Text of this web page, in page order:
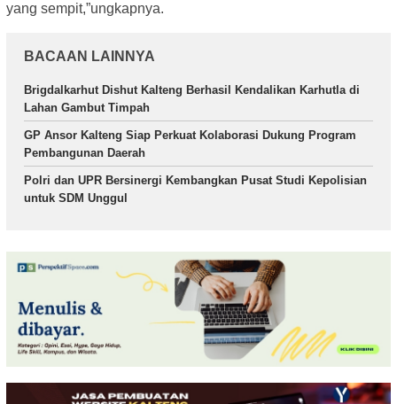
yang sempit,”ungkapnya.
BACAAN LAINNYA
Brigdalkarhut Dishut Kalteng Berhasil Kendalikan Karhutla di
Lahan Gambut Timpah
GP Ansor Kalteng Siap Perkuat Kolaborasi Dukung Program
Pembangunan Daerah
Polri dan UPR Bersinergi Kembangkan Pusat Studi Kepolisian
untuk SDM Unggul